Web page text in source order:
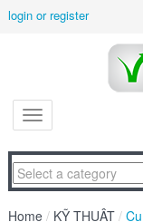
login or register
Home / KỸ THUẬT /